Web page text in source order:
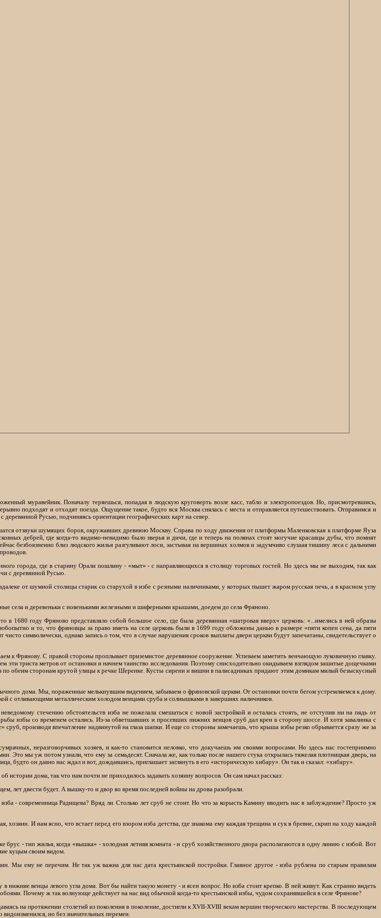
муравейник. Поначалу теряешься, попадая в людскую круговерть возле касс, табло и электропоездов. Но, присмотревшись,
подходят и отходят поезда. Ощущение такое, будто вся Москва снялась с места и отправляется путешествовать. Отправимся и
Русью, подчиняясь ориентации географических карт на север.
отзвуки шумящих боров, окружавших древнюю Москву. Справа по ходу движения от платформы Маленковская к платформе Яуза
дебрей, где когда-то видимо-невидимо было зверья и дичи, где и теперь на полянах стоят могучие красавцы дубы, что помнят
безбоязненно близ людского жилья разгуливают лоси, застывая на вершинах холмов и задумчиво слушая тишину леса с дальними
города, где в старину Орали пошлину - «мыт» - с направляющихся в столицу торговых гостей. Но здесь мы не выходим, так как
с деревянной Русью.
от шумной столицы старик со старухой в избе с резными наличниками, у которых пышет жаром русская печь, а в красном углу
села и деревеньки с новенькими железными и шиферными крышами, доедем до села Фряноно.
в 1680 году Фряново представляло собой большое село, где была деревянная «шатровая вверх» церковь: «...имелись в ней образы
и то, что фряновцы за право иметь на селе церковь были в 1699 году обложены данью в размере «пяти копен сена, да пяти
символически, однако запись о том, что в случае нарушения сроков выплаты двери церкви будут запечатаны, свидетельствует о
к Фрянову. С правой стороны проплывает приземистое деревянное сооружение. Успеваем заметить венчающую луковичную главку.
эти триста метров от остановки и начнем таинство исследования. Поэтому снисходительно окидываем взглядом зашитые дощечками
обеим сторонам крутой улицы к речке Шеренке. Кусты сирени и вишни в палисадниках придают этим домикам милый безыскусный
дома. Мы, пораженные мелькнувшим видением, забываем о фряновской церкви. От остановки почти бегом устремляемся к дому.
с отливающими металлическим холодом венцами сруба и солнышками в завершиях наличников.
стечению обстоятельств изба не пожелала смешаться с новой застройкой и осталась стоять, не отступив ни на пядь от
избы со временем остались. Из-за обветшавших и просевших нижних венцов сруб дал крен в сторону шоссе. И хотя завалинка с
сруб, производя впечатление надвинутой на глаза шапки. И еще со стороны замечаешь, что крыша избы резко обрывается сразу же за
неразговорчивых хозяев, и как-то становится неловко, что докучаешь им своими вопросами. Но здесь нас гостеприимно
Это мы уж потом узнали, что ему за семьдесят. Сначала же, как только после нашего стука открылась тяжелая плотницкая дверь, на
будто он давно нас ждал и вот, дождавшись, приглашает заглянуть в его «историческую хибару». Он так и сказал: «хибару».
истории дома, так что нам почти не приходилось задавать хозяину вопросов. Он сам начал рассказ:
лет двести будет. А вышку-то и двор во время последней войны на дрова разобрали.
- современница Радищева? Вряд ли. Столько лет сруб не стоит. Но что за корысть Камину вводить нас в заблуждение? Просто уж
И нам ясно, что встает перед его взором изба детства, где знакома ему каждая трещина и сук в бревне, скрип на ходу каждой
- тип жилья, когда «вышка» - холодная летняя комната - и сруб хозяйственного двора располагаются в одну линию с избой. Вот
куцым своим видом.
Мы ему не перечим. Не так уж важна для нас дата крестьянской постройки. Главное другое - изба рублена по старым правилам
нижние венцы левого угла дома. Вот бы найти такую монету - и ясен вопрос. Но изба стоит крепко. В ней живут. Как странно видеть
Почему ж так волнующе действует на нас вид обычной когда-то крестьянской избы, чудом сохранявшейся в селе Фрянове?
на протяжении столетий из поколения в поколение, достигли к XVII-XVIII векам вершин творческого мастерства. В последующем
но без значительных перемен.